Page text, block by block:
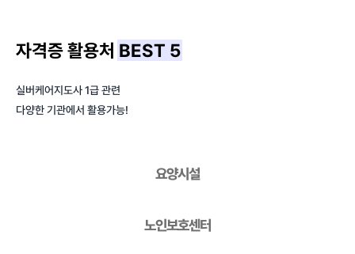
자격증 활용처 BEST 5
실버케어지도사 1급 관련
다양한 기관에서 활용가능!
요양시설